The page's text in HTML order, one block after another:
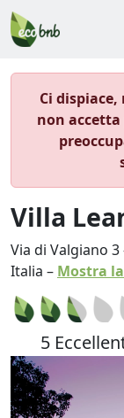
Ci
non
Villa
Via di Valgiano 3
Italia – Mostra
5